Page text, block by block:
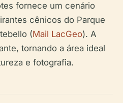
fornece um cenário
cênicos do Parque
(Mail LacGeo). A
tornando a área ideal
e fotografia.